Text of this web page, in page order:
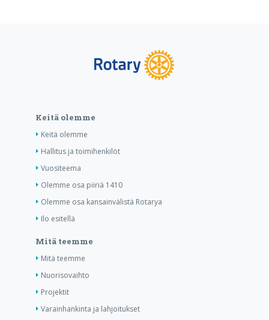
Keitä olemme
Keitä olemme
Hallitus ja toimihenkilöt
Vuositeema
Olemme osa piiriä 1410
Olemme osa kansainvälistä Rotarya
Ilo esitellä
Mitä teemme
Mitä teemme
Nuorisovaihto
Projektit
Varainhankinta ja lahjoitukset